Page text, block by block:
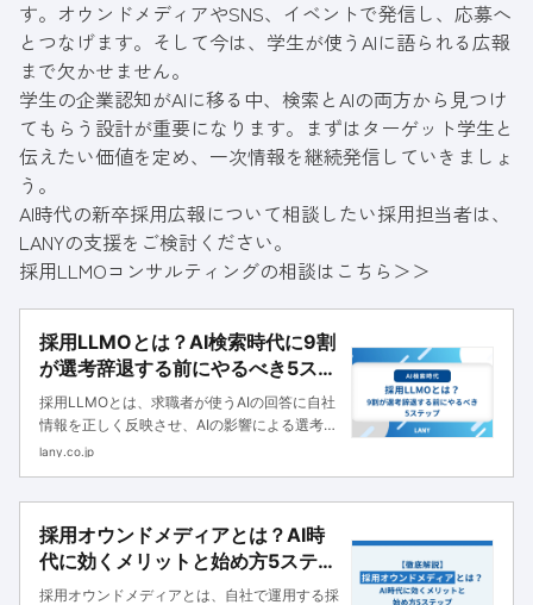
す。オウンドメディアやSNS、イベントで発信し、応募へ
とつなげます。そして今は、学生が使うAIに語られる広報
まで欠かせません。
学生の企業認知がAIに移る中、検索とAIの両方から見つけ
てもらう設計が重要になります。まずはターゲット学生と
伝えたい価値を定め、一次情報を継続発信していきましょ
う。
AI時代の新卒採用広報について相談したい採用担当者は、
LANYの支援をご検討ください。
採用LLMOコンサルティングの相談はこちら＞＞
採用LLMOとは？AI検索時代に9割
が選考辞退する前にやるべき5ステ
ップ
採用LLMOとは、求職者が使うAIの回答に自社
情報を正しく反映させ、AIの影響による選考辞
退を防ぐための最適化です。本記事ではLANY
lany.co.jp
採用オウンドメディアとは？AI時
代に効くメリットと始め方5ステッ
プ
採用オウンドメディアとは、自社で運用する採